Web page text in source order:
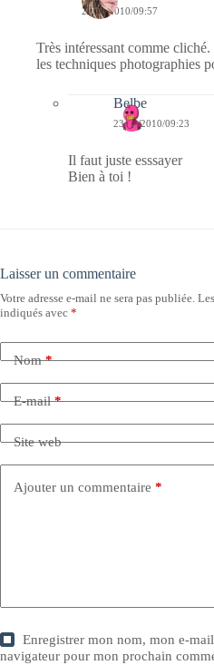
22/01/2010/09:57
Très intéressant comme cliché.
les techniques photographies
Belbe
23/01/2010/09:23
Il faut juste esssayer
Bien à toi !
Laisser un commentaire
Votre adresse e-mail ne sera pas publiée.
indiqués avec *
Nom*
E-mail*
Site web
Ajouter un commentaire *
Enregistrer mon nom, mon e-
navigateur pour mon prochain